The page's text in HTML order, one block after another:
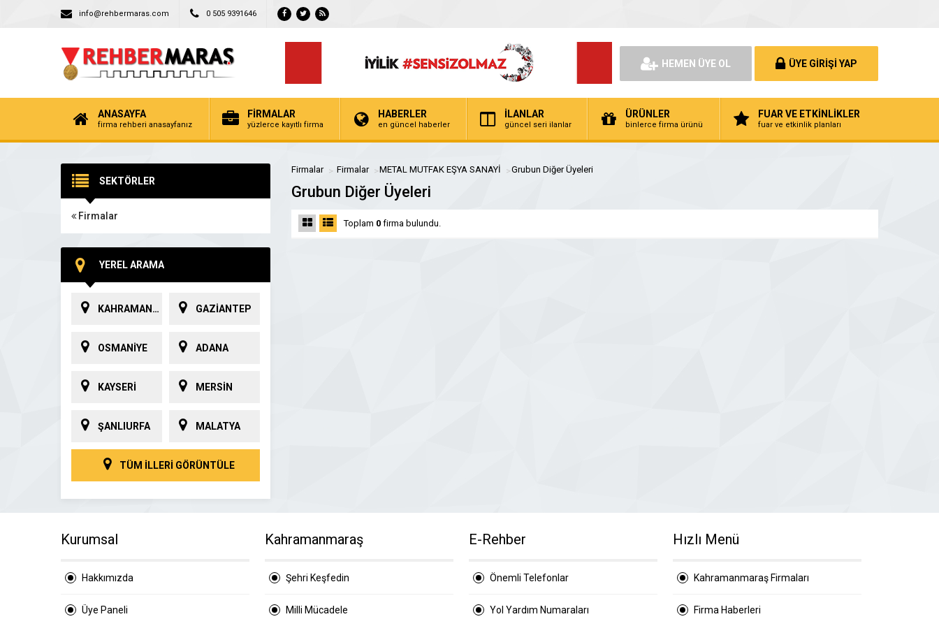
info@rehbermaras.com 0 505 9391646
HEMEN ÜYE OL ÜYE GİRİŞİ YAP
ANASAYFA
firma rehberi anasayfanız
FİRMALAR
yüzlerce kayıtlı firma
HABERLER
en güncel haberler
İLANLAR
güncel seri ilanlar
ÜRÜNLER
binlerce firma ürünü
FUAR VE ETKİNLİKLER
fuar ve etkinlik planları
SEKTÖRLER
Firmalar
YEREL ARAMA
KAHRAMANMARAŞ GAZİANTEP
OSMANİYE ADANA
KAYSERİ MERSİN
ŞANLIURFA MALATYA
TÜM İLLERİ GÖRÜNTÜLE
Firmalar Firmalar METAL MUTFAK EŞYA SANAYİ Grubun Diğer Üyeleri
Grubun Diğer Üyeleri
Toplam 0 firma bulundu.
Kurumsal
Hakkımızda
Üye Paneli
Kahramanmaraş
Şehri Keşfedin
Milli Mücadele
E-Rehber
Önemli Telefonlar
Yol Yardım Numaraları
Hızlı Menü
Kahramanmaraş Firmaları
Firma Haberleri